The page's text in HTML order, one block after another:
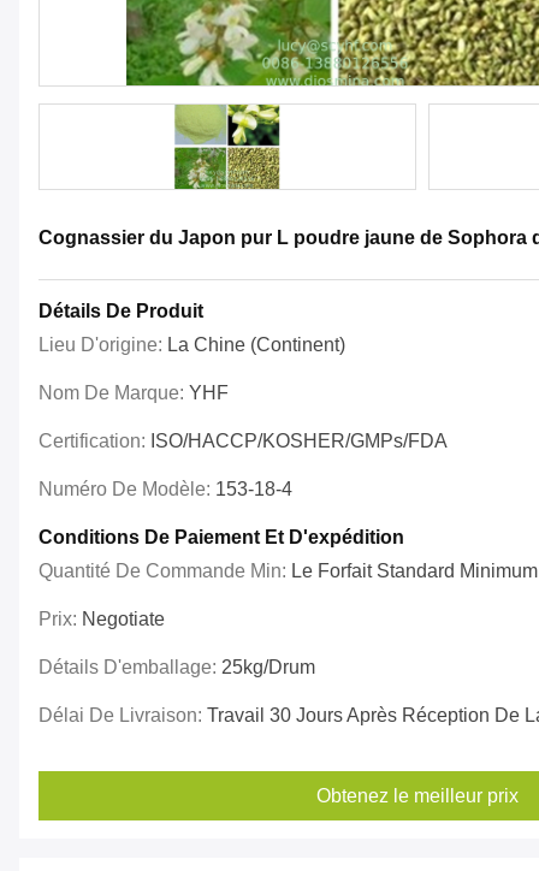
Cognassier du Japon pur L poudre jaune de Sophora
Détails De Produit
Lieu D'origine: La Chine (continent)
Nom De Marque: YHF
Certification: ISO/HACCP/KOSHER/GMPs/FDA
Numéro De Modèle: 153-18-4
Conditions De Paiement Et D'expédition
Quantité De Commande Min: Le Forfait Standard
Prix: Negotiate
Détails D'emballage: 25kg/drum
Délai De Livraison: Travail 30 Jours Après Réception De
Obtenez le meilleur prix